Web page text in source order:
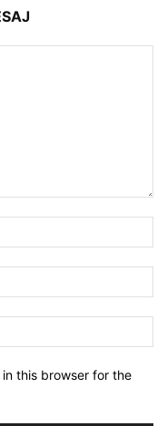
this browser for the